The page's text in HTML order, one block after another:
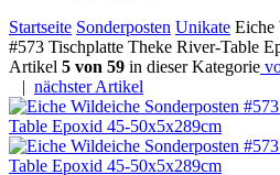
Startseite Sonderposten Unikate Eiche
#573 Tischplatte Theke River-Table
Artikel 5 von 59 in dieser Kategorie
| nächster Artikel